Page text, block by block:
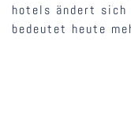
hotels ändert
bedeutet heute